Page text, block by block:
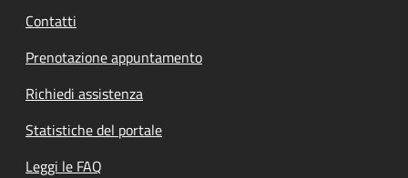
Contatti
Prenotazione appuntamento
Richiedi assistenza
Statistiche del portale
Leggi le FAQ